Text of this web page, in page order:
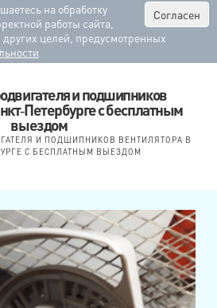
Согласен
на обработку
работы сайта,
целей, предусмотренных
и подшипников
с бесплатным
выездом
И ПОДШИПНИКОВ ВЕНТИЛЯТОРА В
С БЕСПЛАТНЫМ ВЫЕЗДОМ